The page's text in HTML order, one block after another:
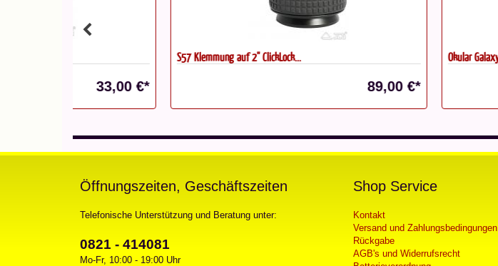
S57 Klemmung auf 2'' ClickLock... Okular Galaxy Plössl 9mm...
Öffnungszeiten, Geschäftszeiten
Telefonische Unterstützung und Beratung unter:
0821 - 414081
Mo-Fr, 10:00 - 19:00 Uhr
Shop Service
Kontakt
Versand und Zahlungsbedingungen
Rückgabe
AGB's und Widerrufsrecht